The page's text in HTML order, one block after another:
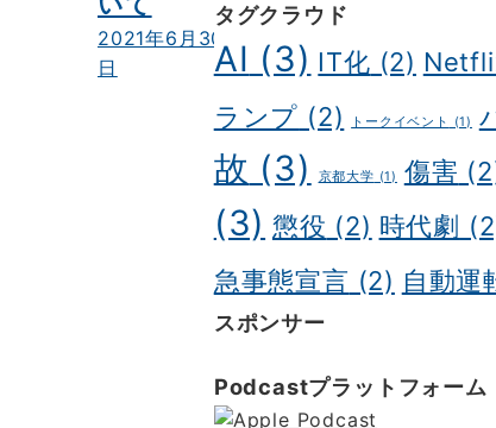
2021年6月30
日
タグクラウド
AI (3) IT化 (2)
ランプ (2) トークイベント (1)
故 (3) 京都大学 (1) 傷害
(3) 懲役 (2) 時代劇
急事態宣言 (2) 自動運
スポンサー
Podcastプラットフォーム